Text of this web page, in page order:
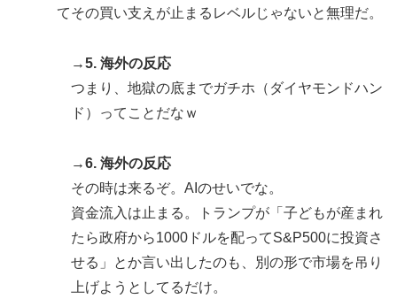
大問題にw
海外でも凄すぎると絶賛
韓国人「過去のW杯で韓国代表がドーピング検査をすり
抜けるように注射していたものがこちら…」→「恥ずか
海外「全部日本の真似だったのか…」 日本の普通のテ
レビ番組が最新SNSの数十年先を行っていたと話題に
日本「俺は有名な武士の家系だけど世界のみんなは先祖
に偉人っている？」
新聞さん、壮大な縦読みを仕込んでしまうwww
てその買い支えが止まるレベルじゃないと無理だ。
→5. 海外の反応
つまり、地獄の底までガチホ（ダイヤモンドハン
ド）ってことだなｗ
→6. 海外の反応
その時は来るぞ。AIのせいでな。
資金流入は止まる。トランプが「子どもが産まれ
たら政府から1000ドルを配ってS&P500に投資さ
せる」とか言い出したのも、別の形で市場を吊り
上げようとしてるだけ。